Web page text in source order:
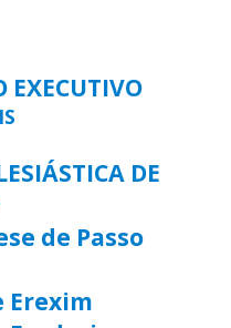
EXECUTIVO
DE
de Passo
Erexim